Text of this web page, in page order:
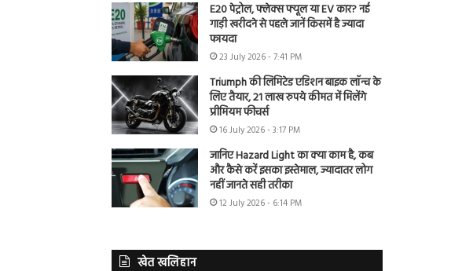
E20 पेट्रोल, फ्लेक्स फ्यूल या EV कार? नई
गाड़ी खरीदने से पहले जानें किसमें है ज्यादा
फायदा
23 July 2026 - 7:41 PM
Triumph की लिमिटेड एडिशन बाइक लॉन्च के
लिए तैयार, 21 लाख रुपये कीमत में मिलेंगे
प्रीमियम फीचर्स
16 July 2026 - 3:17 PM
जानिए Hazard Light का क्या काम है, कब
और कैसे करें इसका इस्तेमाल, ज्यादातर लोग
नहीं जानते सही तरीका
12 July 2026 - 6:14 PM
खेत खलिहान